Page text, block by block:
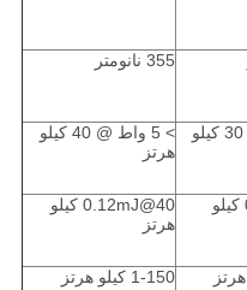
355 نانومتر
> 3 واط @ 30 كيلو
> 5 واط @ 40 كيلو
هرتز
0.1mJ@30 كيلو
0.12mJ@40 كيلو
هرتز
1-150 كيلو هرتز